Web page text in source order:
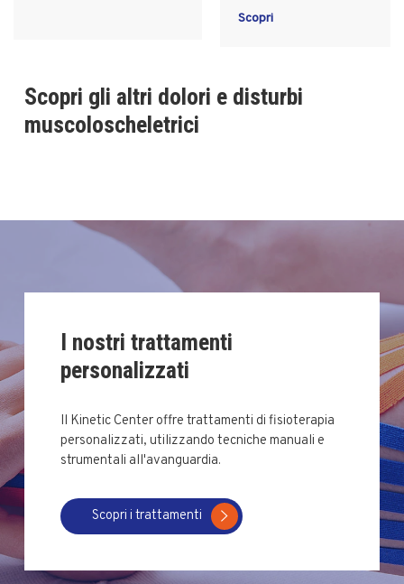
Scopri
Scopri gli altri dolori e disturbi
muscoloscheletrici
I nostri trattamenti
personalizzati
Il Kinetic Center offre trattamenti di fisioterapia
personalizzati, utilizzando tecniche manuali e
strumentali all'avanguardia.
Scopri i trattamenti